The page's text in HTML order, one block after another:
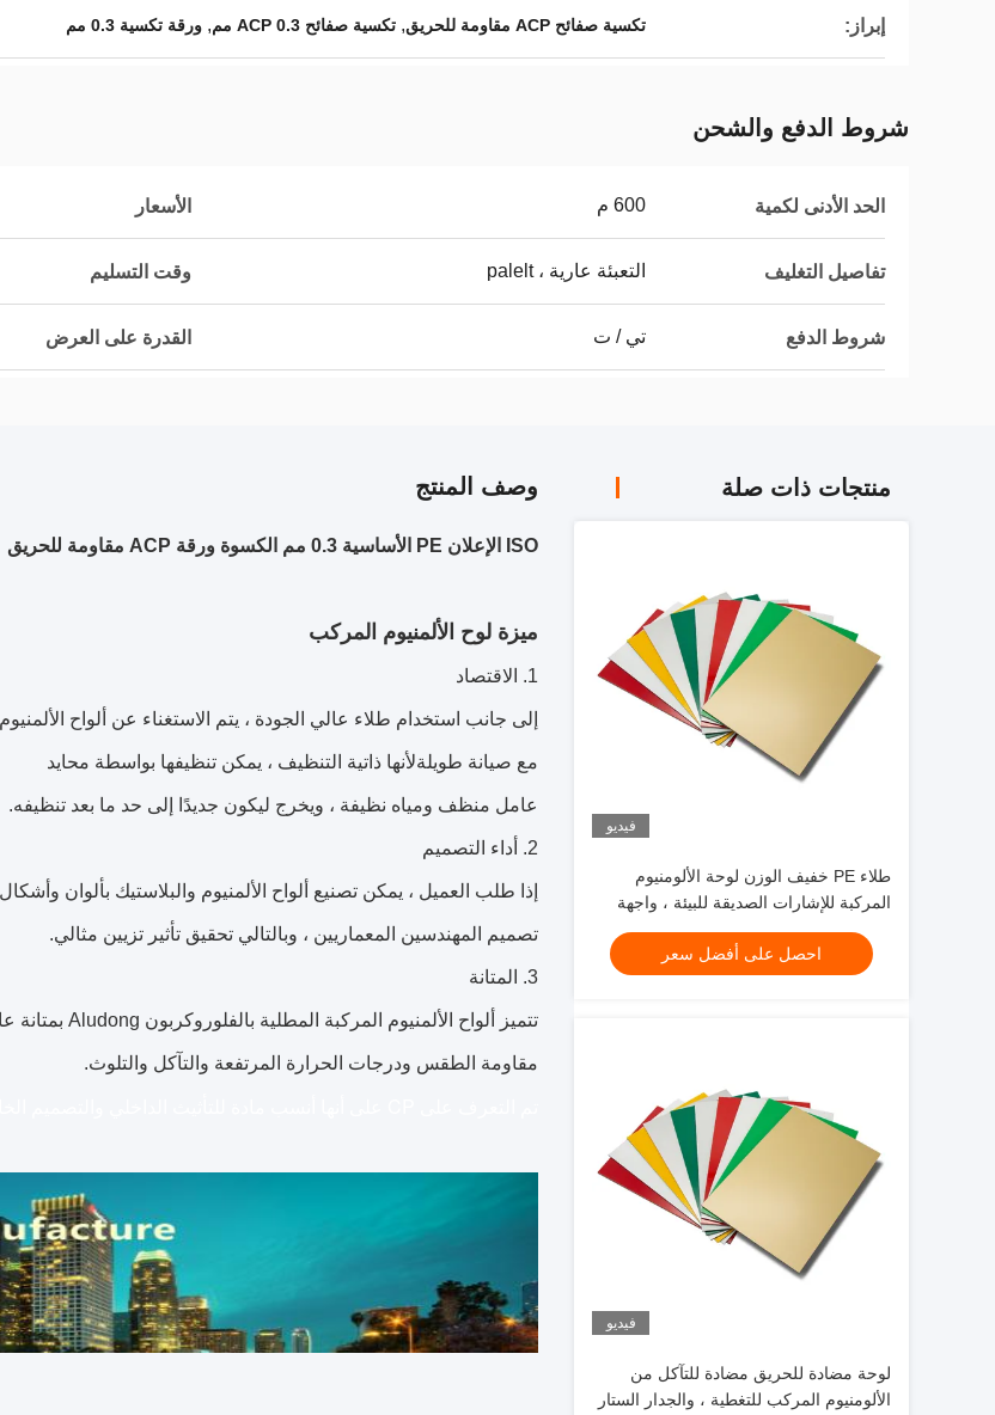
إبراز: تكسية صفائح ACP مقاومة للحريق , تكسية صفائح ACP 0.3 مم , ورقة تكسية 0.3 مم
شروط الدفع والشحن
الحد الأدنى لكمية 600 م الأسعار
تفاصيل التغليف التعبئة عارية ، palelt وقت التسليم
شروط الدفع تي / ت القدرة على العرض
منتجات ذات صلة
فيديو
طلاء PE خفيف الوزن لوحة الألومنيوم
المركبة للإشارات الصديقة للبيئة ، واجهة
المتجر ، تزيين الداخلية
احصل على أفضل سعر
فيديو
لوحة مضادة للحريق مضادة للتآكل من
الألومنيوم المركب للتغطية ، والجدار الستار
وصف المنتج
ISO الإعلان PE الأساسية 0.3 مم الكسوة ورقة ACP مقاومة للحريق
ميزة لوح الألمنيوم المركب
1. الاقتصاد
إلى جانب استخدام طلاء عالي الجودة ، يتم الاستغناء عن ألواح
مع صيانة طويلةلأنها ذاتية التنظيف ، يمكن تنظيفها بواسطة محايد
عامل منظف ومياه نظيفة ، ويخرج ليكون جديدًا إلى حد ما بعد تنظيفه.
2. أداء التصميم
إذا طلب العميل ، يمكن تصنيع ألواح الألمنيوم والبلاستيك بألوان
تصميم المهندسين المعماريين ، وبالتالي تحقيق تأثير تزيين مثالي.
3. المتانة
تتميز ألواح الألمنيوم المركبة المطلية بالفلوروكربون Aludong بمتانة عالية وجيدة
مقاومة الطقس ودرجات الحرارة المرتفعة والتآكل والتلوث.